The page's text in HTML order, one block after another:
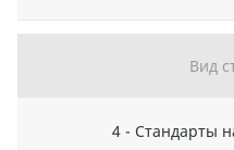
Вид
4 - Стандарты